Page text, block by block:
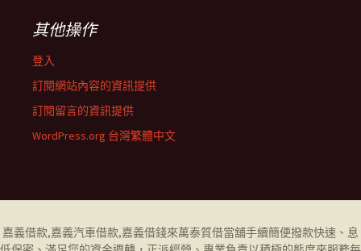
其他操作
登入
訂閱網站內容的資訊提供
訂閱留言的資訊提供
WordPress.org 台灣繁體中文
嘉義借款,嘉義汽車借款,嘉義借錢來萬泰質借當舖手續簡便撥款快速、息